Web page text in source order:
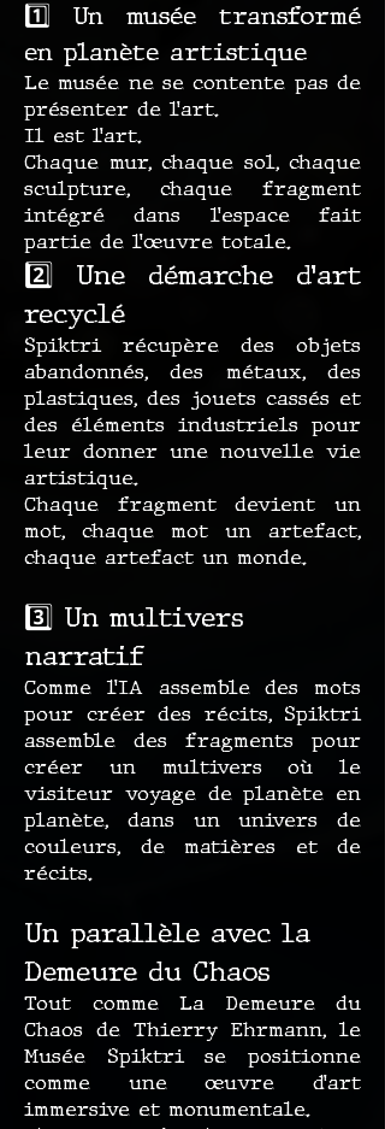
1️⃣ Un musée transformé
en planète artistique
Le musée ne se contente pas de
présenter de l’art.
Il est l’art.
Chaque mur, chaque sol, chaque
sculpture, chaque fragment
intégré dans l’espace fait
partie de l’œuvre totale.
2️⃣ Une démarche d’art
recyclé
Spiktri récupère des objets
abandonnés, des métaux, des
plastiques, des jouets cassés et
des éléments industriels pour
leur donner une nouvelle vie
artistique.
Chaque fragment devient un
mot, chaque mot un artefact,
chaque artefact un monde.
3️⃣ Un multivers
narratif
Comme l’IA assemble des mots
pour créer des récits, Spiktri
assemble des fragments pour
créer un multivers où le
visiteur voyage de planète en
planète, dans un univers de
couleurs, de matières et de
récits.
Un parallèle avec la
Demeure du Chaos
Tout comme La Demeure du
Chaos de Thierry Ehrmann, le
Musée Spiktri se positionne
comme une œuvre d’art
immersive et monumentale.